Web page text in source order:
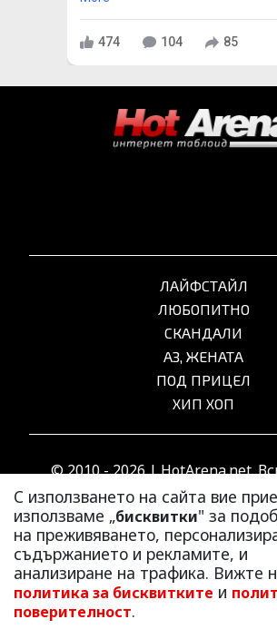
474 104 85
С използването на сайта вие
използваме „бисквитки" за
на преживяването,
съдържанието и рекламите, и
анализиране на трафика. Вижте
политика за бисквитките и
поверителност.
ЛАЙФСТАЙЛ
ЛЮБОПИТНО
СКАНДАЛИ
АЗ, ЖЕНАТА
ПОД ПРИЦЕЛ
ХИП ХОП
© 2010 - 2026 | HotArena.net.
запазени.
РЕКЛАМА
КОНТАКТИ
ОБЩИ УСЛОВИЯ
ПОЛИТИКА ЗА